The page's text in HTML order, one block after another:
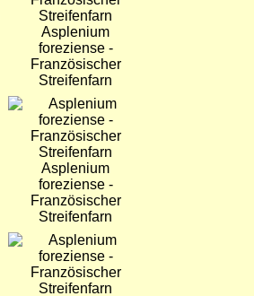
Asplenium
foreziense -
Französischer
Streifenfarn
Bild
Asplenium
foreziense -
Französischer
Streifenfarn
Bild